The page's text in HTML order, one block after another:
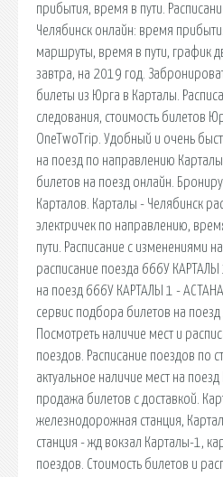
прибытия, время в пути.
Челябинск онлайн: время
маршруты, время в пути, график
завтра, на 2019 год.
билеты из Юрга в Карталы.
следования, стоимость билетов
OneTwoTrip. Удобный и очень
на поезд по направлению
билетов на поезд онлайн.
Карталов. Карталы - Челябинск
электричек по направлению,
пути. Расписание с изменениями
расписание поезда 666У КАРТАЛЫ
на поезд 666У КАРТАЛЫ 1 -
сервис подбора билетов на
Посмотреть наличие мест и
поездов. Расписание поездов по
актуальное наличие мест на
продажа билетов с доставкой.
железнодорожная станция,
станция - жд вокзал Карталы-1,
поездов. Стоимость билетов и